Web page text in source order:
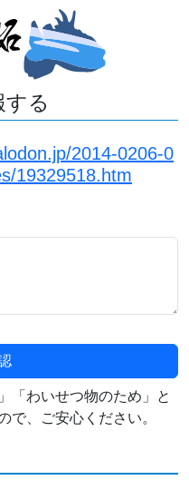
る
2014-0206-0
19329518.htm
「わいせつ物のため」と
で、ご安心ください。